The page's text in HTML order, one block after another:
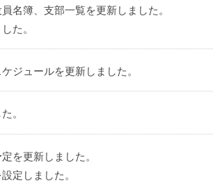
名簿、支部一覧を更新しました。
た。
ジュールを更新しました。
。
を更新しました。
定しました。